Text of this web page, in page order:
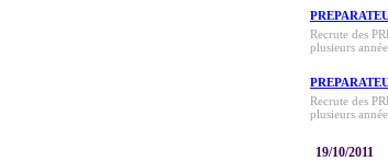
Recrute des
plusieurs
Recrute des
plusieurs
19/10/2011